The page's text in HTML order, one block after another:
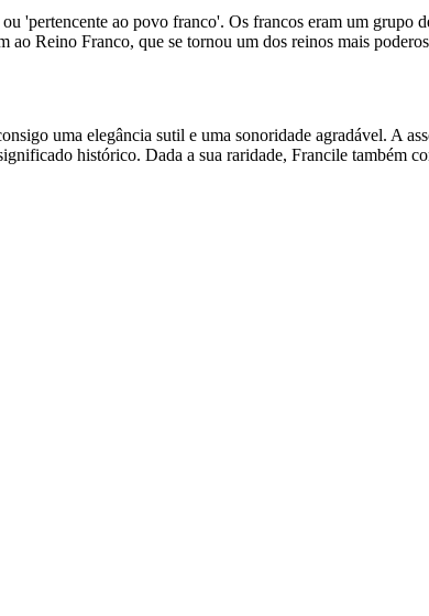
'pertencente ao povo franco'. Os francos eram um grupo
Reino Franco, que se tornou um dos reinos mais
uma elegância sutil e uma sonoridade agradável. A
histórico. Dada a sua raridade, Francile também